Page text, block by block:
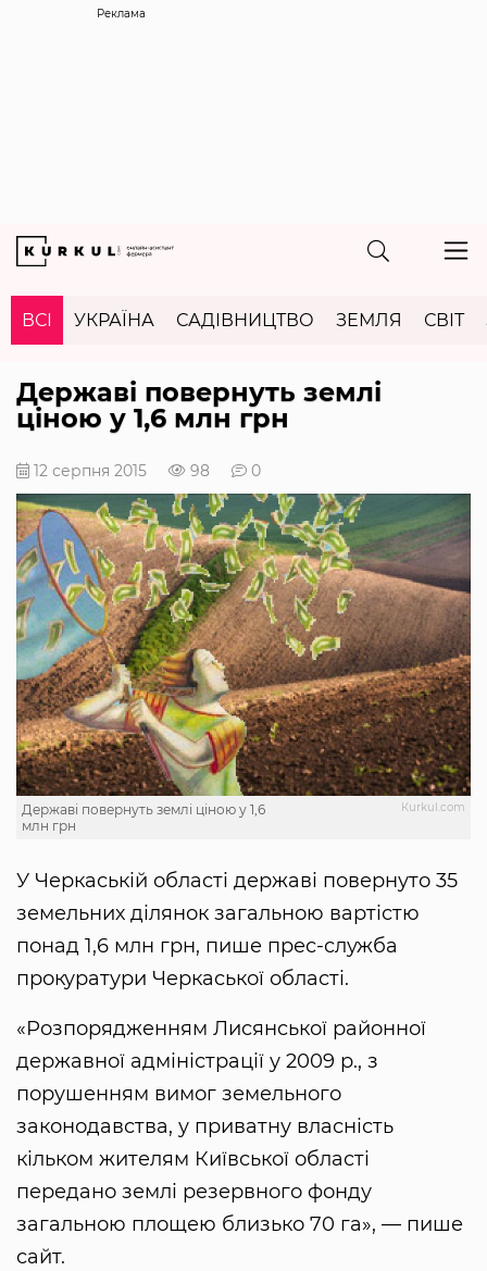
Реклама
ВСІ УКРАЇНА САДІВНИЦТВО ЗЕМЛЯ СВІТ
Державі повернуть землі
ціною у 1,6 млн грн
12 серпня 2015 98 0
Кurkul.com
Державі повернуть землі ціною у 1,6
млн грн
У Черкаській області державі повернуто 35
земельних ділянок загальною вартістю
понад 1,6 млн грн, пише прес-служба
прокуратури Черкаської області.
«Розпорядженням Лисянської районної
державної адміністрації у 2009 р., з
порушенням вимог земельного
законодавства, у приватну власність
кільком жителям Київської області
передано землі резервного фонду
загальною площею близько 70 га», — пише
сайт.